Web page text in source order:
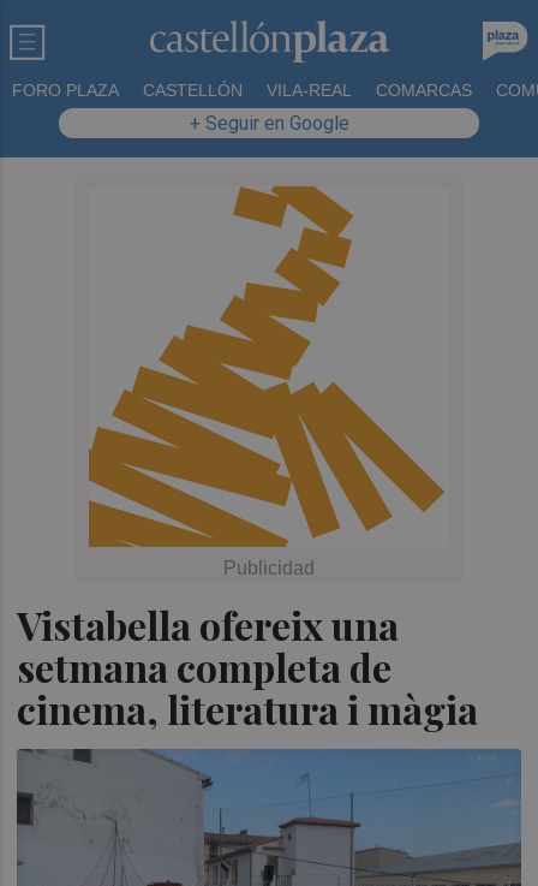
FORO PLAZA CASTELLÓN VILA-REAL COMARCAS
+ Seguir en Google
Vistabella ofereix una
setmana completa de
cinema, literatura i màgia